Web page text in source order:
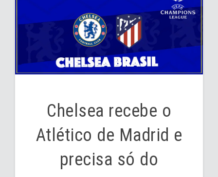
Chelsea recebe o
Atlético de Madrid e
precisa só do